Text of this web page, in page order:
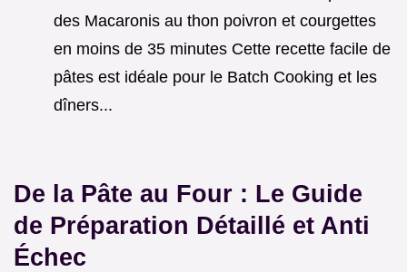
des Macaronis au thon poivron et courgettes
en moins de 35 minutes Cette recette facile de
pâtes est idéale pour le Batch Cooking et les
dîners...
De la Pâte au Four : Le Guide
de Préparation Détaillé et Anti
Échec